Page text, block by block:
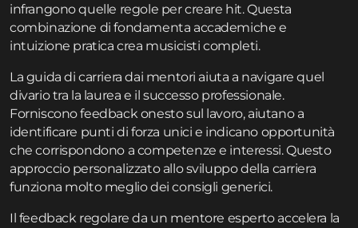
infrangono quelle regole per creare hit. Questa
combinazione di fondamenta accademiche e
intuizione pratica crea musicisti completi.
La guida di carriera dai mentori aiuta a navigare quel
divario tra la laurea e il successo professionale.
Forniscono feedback onesto sul lavoro, aiutano a
identificare punti di forza unici e indicano opportunità
che corrispondono a competenze e interessi. Questo
approccio personalizzato allo sviluppo della carriera
funziona molto meglio dei consigli generici.
Il feedback regolare da un mentore esperto accelera la